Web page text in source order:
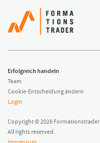
Erfolgreich handeln
Team
Cookie-Entscheidung ändern
Login
Copyright © 2026 Formationstrader
All rights reserved.